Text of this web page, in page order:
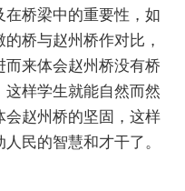
桥梁中的重要性，如
桥与赵州桥作对比，
来体会赵州桥没有桥
样学生就能自然而然
会赵州桥的坚固，这样
民的智慧和才干了。